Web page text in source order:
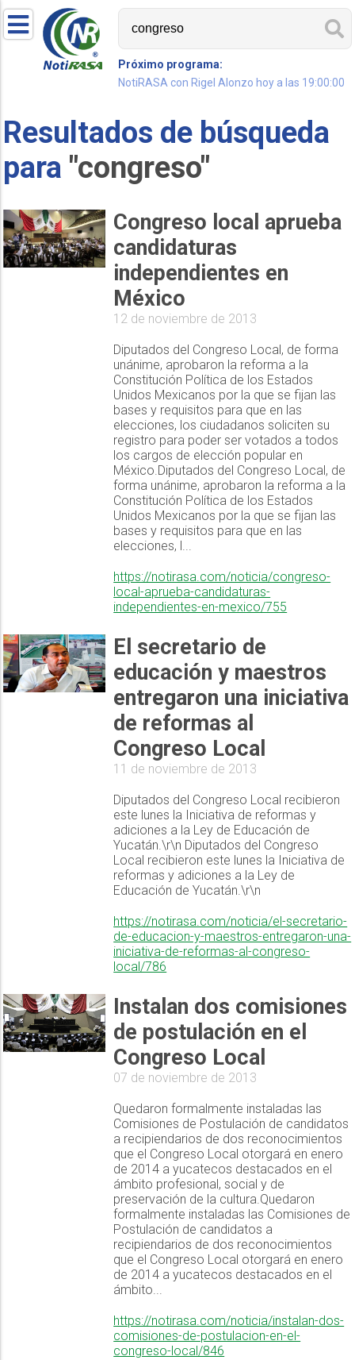
Próximo programa:
NotiRASA con Rigel Alonzo hoy a las 19:00:00
Resultados de búsqueda
para "congreso"
Congreso local aprueba
candidaturas
independientes en
México
12 de noviembre de 2013
Diputados del Congreso Local, de forma
unánime, aprobaron la reforma a la
Constitución Política de los Estados
Unidos Mexicanos por la que se fijan las
bases y requisitos para que en las
elecciones, los ciudadanos soliciten su
registro para poder ser votados a todos
los cargos de elección popular en
México.Diputados del Congreso Local, de
forma unánime, aprobaron la reforma a la
Constitución Política de los Estados
Unidos Mexicanos por la que se fijan las
bases y requisitos para que en las
elecciones, l...
https://notirasa.com/noticia/congreso-
local-aprueba-candidaturas-
independientes-en-mexico/755
El secretario de
educación y maestros
entregaron una iniciativa
de reformas al
Congreso Local
11 de noviembre de 2013
Diputados del Congreso Local recibieron
este lunes la Iniciativa de reformas y
adiciones a la Ley de Educación de
Yucatán.\r\n Diputados del Congreso
Local recibieron este lunes la Iniciativa de
reformas y adiciones a la Ley de
Educación de Yucatán.\r\n
https://notirasa.com/noticia/el-secretario-
de-educacion-y-maestros-entregaron-una-
iniciativa-de-reformas-al-congreso-
local/786
Instalan dos comisiones
de postulación en el
Congreso Local
07 de noviembre de 2013
Quedaron formalmente instaladas las
Comisiones de Postulación de candidatos
a recipiendarios de dos reconocimientos
que el Congreso Local otorgará en enero
de 2014 a yucatecos destacados en el
ámbito profesional, social y de
preservación de la cultura.Quedaron
formalmente instaladas las Comisiones de
Postulación de candidatos a
recipiendarios de dos reconocimientos
que el Congreso Local otorgará en enero
de 2014 a yucatecos destacados en el
ámbito...
https://notirasa.com/noticia/instalan-dos-
comisiones-de-postulacion-en-el-
congreso-local/846